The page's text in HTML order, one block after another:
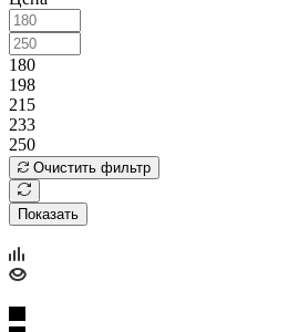
180
198
215
233
250
Очистить фильтр
Показать